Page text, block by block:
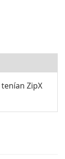
tenían ZipX